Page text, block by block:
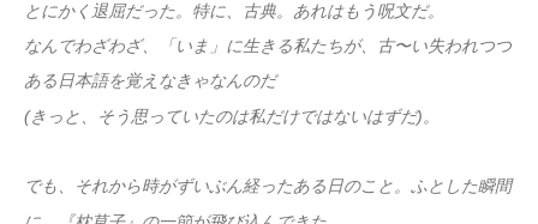
とにかく退屈だった。特に、古典。あれはもう呪文だ。
なんでわざわざ、「いま」に生きる私たちが、古〜い失われつつ
ある日本語を覚えなきゃなんのだ
(きっと、そう思っていたのは私だけではないはずだ)。
でも、それから時がずいぶん経ったある日のこと。ふとした瞬間